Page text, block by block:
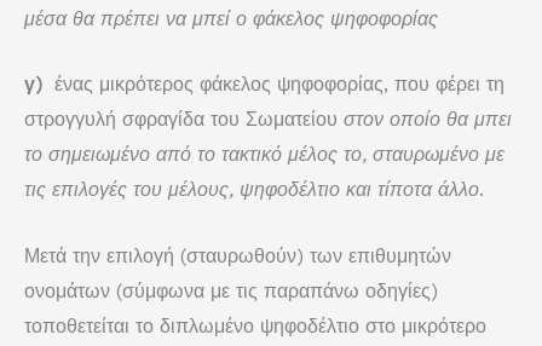
μέσα θα πρέπει να μπεί ο φάκελος ψηφοφορίας
γ) ένας μικρότερος φάκελος ψηφοφορίας, που φέρει τη
στρογγυλή σφραγίδα του Σωματείου στον οποίο θα μπει
το σημειωμένο από το τακτικό μέλος το, σταυρωμένο με
τις επιλογές του μέλους, ψηφοδέλτιο και τίποτα άλλο.
Μετά την επιλογή (σταυρωθούν) των επιθυμητών
ονομάτων (σύμφωνα με τις παραπάνω οδηγίες)
τοποθετείται το διπλωμένο ψηφοδέλτιο στο μικρότερο